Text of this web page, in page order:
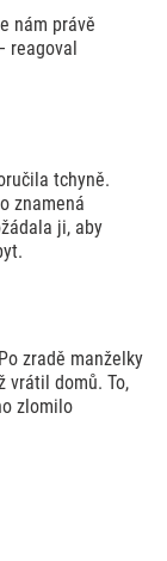
nám právě
reagoval
tchyně.
znamená
ji, aby
zradě manželky
vrátil domů. To,
zlomilo